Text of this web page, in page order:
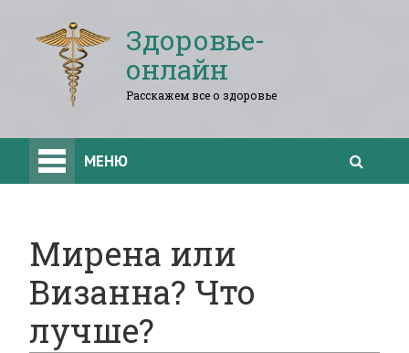
Здоровье-
онлайн
Расскажем все о здоровье
МЕНЮ
Мирена или
Визанна? Что
лучше?